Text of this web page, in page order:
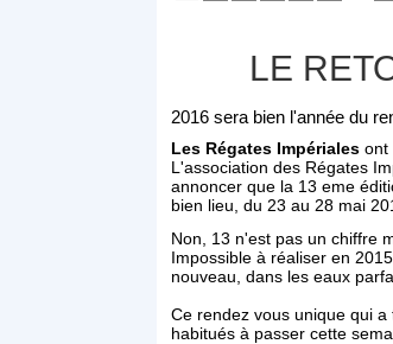
LE
2016 sera bien l'année du
Les Régates Impériales ont
L'association des Régates
annoncer que la 13 eme
bien lieu, du 23 au 28 mai
Non, 13 n'est pas un chiffre
Impossible à réaliser en
nouveau, dans les eaux
Ce rendez vous unique qui
habitués à passer cette